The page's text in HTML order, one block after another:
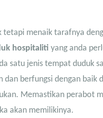
tetapi menaik tarafnya
hospitaliti yang anda
satu jenis tempat duduk
dan berfungsi dengan baik
Memastikan perabot
akan memilikinya.